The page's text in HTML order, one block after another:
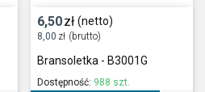
6,50zł (netto)
8,00 zł (brutto)
Bransoletka - B3001G
Dostępność: 988 szt.